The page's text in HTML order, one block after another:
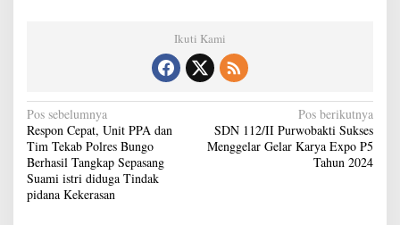
Ikuti Kami
N
a
v
i
Pos sebelumnya
Respon Cepat, Unit PPA dan
Tim Tekab Polres Bungo
Berhasil Tangkap Sepasang
Suami istri diduga Tindak
pidana Kekerasan
Pos berikutnya
SDN 112/II Purwobakti Sukses
Menggelar Gelar Karya Expo P5
Tahun 2024